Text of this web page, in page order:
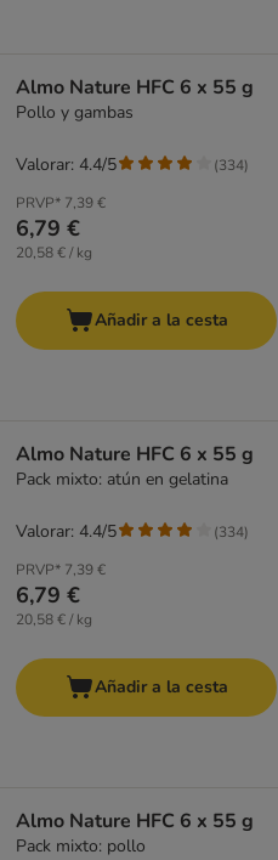
Almo Nature HFC 6 x 55 g
Pollo y gambas
PRVP* 7,39 €
6,79 €
20,58 € / kg
Valorar: 4.4/5 (334)
Añadir a la cesta
Almo Nature HFC 6 x 55 g
Pack mixto: atún en gelatina
PRVP* 7,39 €
6,79 €
20,58 € / kg
Valorar: 4.4/5 (334)
Añadir a la cesta
Almo Nature HFC 6 x 55 g
Pack mixto: pollo